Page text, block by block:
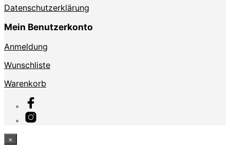
Datenschutzerklärung
Mein Benutzerkonto
Anmeldung
Wunschliste
Warenkorb
×